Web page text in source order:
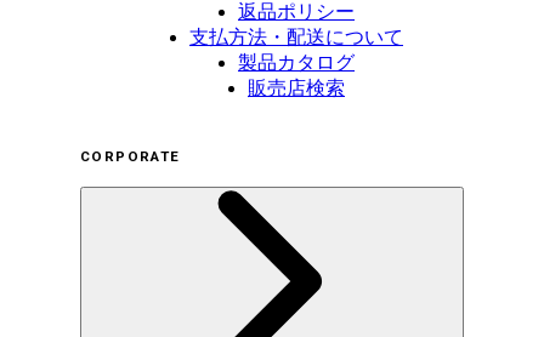
返品ポリシー
支払方法・配送について
製品カタログ
販売店検索
CORPORATE